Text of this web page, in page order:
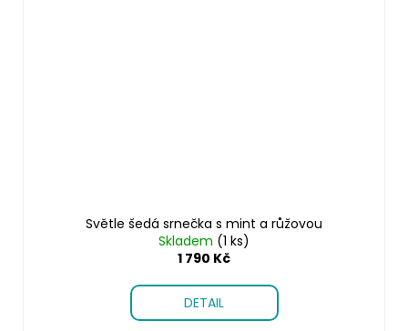
Světle šedá srnečka s mint a růžovou
Skladem (1 ks)
1 790 Kč
DETAIL